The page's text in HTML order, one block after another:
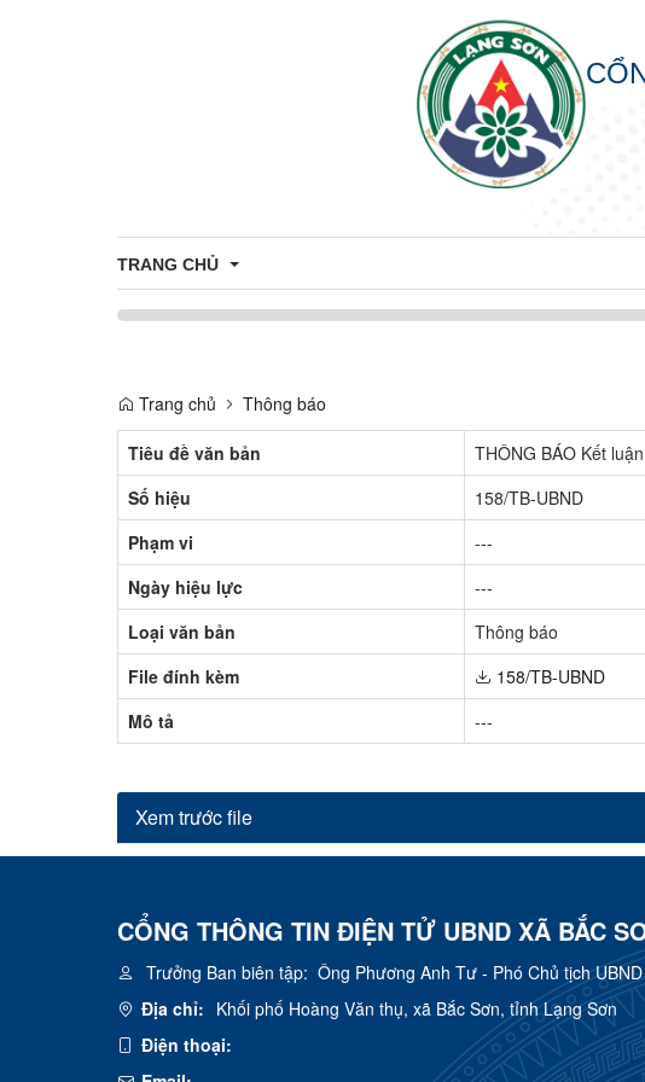
TRANG CHỦ
Trang chủ
Thông báo
Tiêu đề văn bản
THÔNG BÁO Kết
Số hiệu
158/TB-UBND
Phạm vi
---
Ngày hiệu lực
---
Loại văn bản
Thông báo
File đính kèm
158/TB-UBND
Mô tả
---
Xem trước file
CỔNG THÔNG TIN ĐIỆN TỬ UBND XÃ BẮC
Trưởng Ban biên tập: Ông Phương Anh Tư - Phó Chủ tịch
Địa chỉ: Khối phố Hoàng Văn thụ, xã Bắc Sơn, tỉnh Lạng Sơn
Điện thoại: